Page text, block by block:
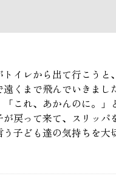
イレから出て行こう
くまで飛んでいきま
これ、あかんのに。
戻って来て、スリッ
子ども達の気持ちを大